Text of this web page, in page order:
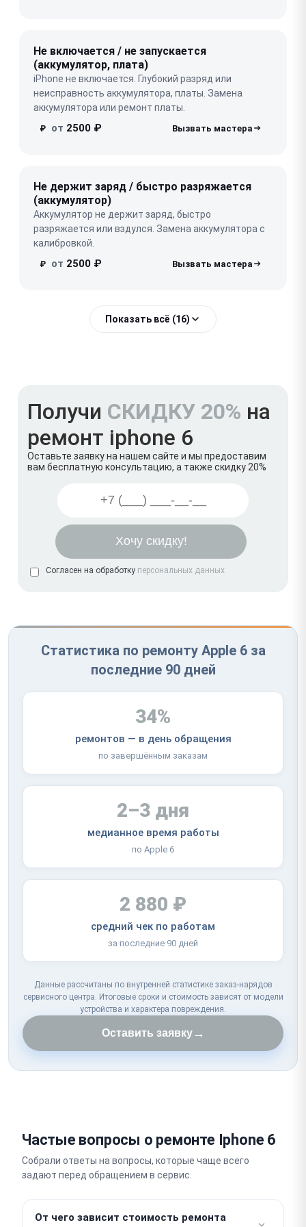
Не включается / не запускается
(аккумулятор, плата)
iPhone не включается. Глубокий разряд или
неисправность аккумулятора, платы. Замена
аккумулятора или ремонт платы.
₽ от 2500 ₽
Не держит заряд / быстро разряжается
(аккумулятор)
Аккумулятор не держит заряд, быстро
разряжается или вздулся. Замена аккумулятора с
калибровкой.
₽ от 2500 ₽
Показать всё (16)
Получи СКИДКУ 20% на
ремонт iphone 6
Оставьте заявку на нашем сайте и мы предоставим
вам бесплатную консультацию, а также скидку 20%
Согласен на обработку персональных данных
Статистика по ремонту Apple 6 за
последние 90 дней
34%
ремонтов — в день обращения
по завершённым заказам
2–3 дня
медианное время работы
по Apple 6
2 880 ₽
средний чек по работам
за последние 90 дней
Данные рассчитаны по внутренней статистике заказ-нарядов
сервисного центра. Итоговые сроки и стоимость зависят от модели
устройства и характера повреждения.
Оставить заявку→
Частые вопросы о ремонте Iphone 6
Собрали ответы на вопросы, которые чаще всего
задают перед обращением в сервис.
От чего зависит стоимость ремонта